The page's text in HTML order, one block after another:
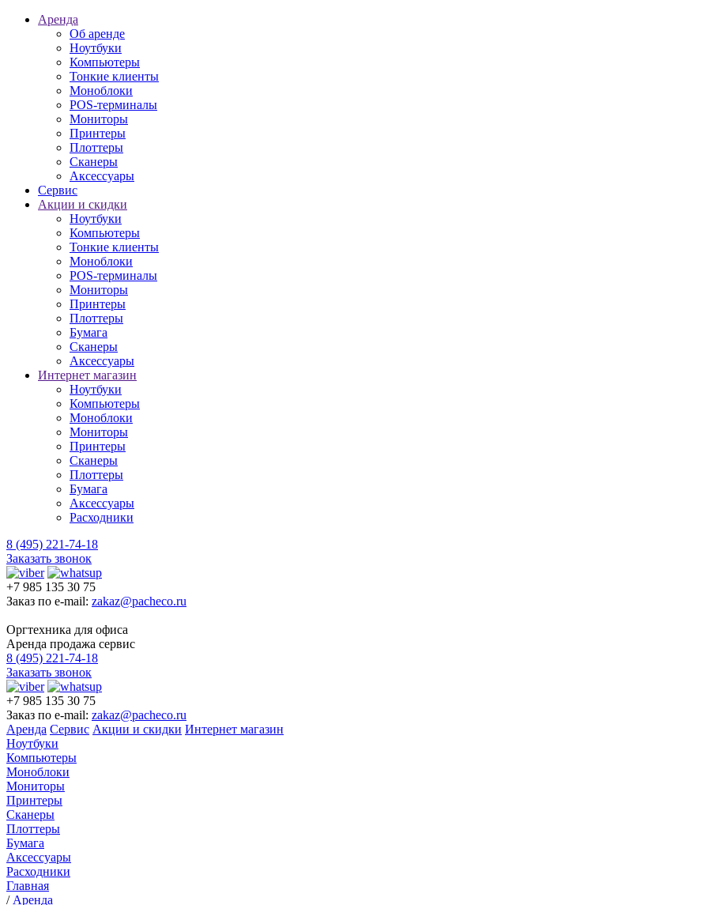
Аренда
Об аренде
Ноутбуки
Компьютеры
Тонкие клиенты
Моноблоки
POS-терминалы
Мониторы
Принтеры
Плоттеры
Сканеры
Аксессуары
Сервис
Акции и скидки
Ноутбуки
Компьютеры
Тонкие клиенты
Моноблоки
POS-терминалы
Мониторы
Принтеры
Плоттеры
Бумага
Сканеры
Аксессуары
Интернет магазин
Ноутбуки
Компьютеры
Моноблоки
Мониторы
Принтеры
Сканеры
Плоттеры
Бумага
Аксессуары
Расходники
8 (495) 221-74-18
Заказать звонок
+7 985 135 30 75
Заказ по e-mail: zakaz@pacheco.ru
Оргтехника для офиса
Аренда продажа сервис
8 (495) 221-74-18
Заказать звонок
+7 985 135 30 75
Заказ по e-mail: zakaz@pacheco.ru
Аренда Сервис Акции и скидки Интернет магазин
Ноутбуки
Компьютеры
Моноблоки
Мониторы
Принтеры
Сканеры
Плоттеры
Бумага
Аксессуары
Расходники
Главная
/ Аренда